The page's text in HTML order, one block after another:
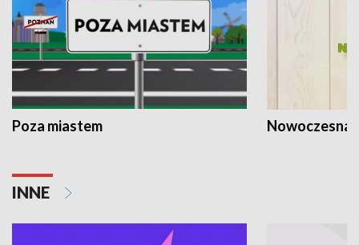
Poza miastem Nowoczesna
INNE